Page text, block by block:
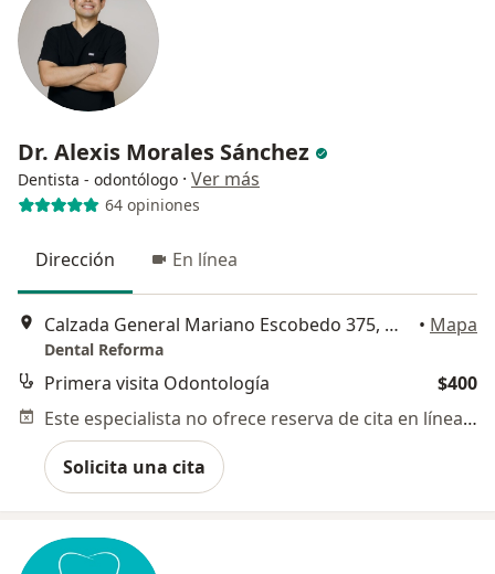
Dr. Alexis Morales Sánchez
Dentista - odontólogo · Ver más
64 opiniones
Dirección En línea
Calzada General Mariano Escobedo 375, Miguel Hidalgo • Mapa
Dental Reforma
Primera visita Odontología
$400
Este especialista no ofrece reserva de cita en línea en esta dirección.
Solicita una cita